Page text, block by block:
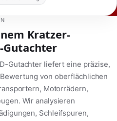
Kratzer-
Gutachter
Gutachter liefert eine präzise,
von oberflächlichen
Motorrädern,
Wir analysieren
Schleifspuren,